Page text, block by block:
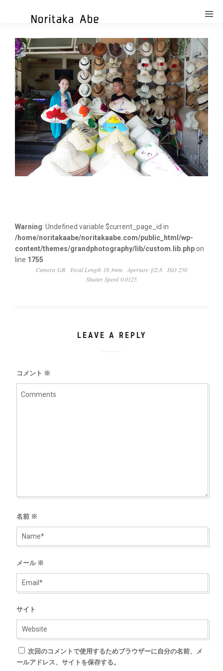
Warning: Undefined variable $current_page_id in
/home/noritakaabe/noritakaabe.com/public_html/wp-
content/themes/grandphotography/lib/custom.lib.phpon
line 1755
Camera GR
Focal Length 18.3mm Aperture ƒ/2.8
ISO 250
Shutter Speed 0.0125
LEAVE A REPLY
コメント ※
名前 ※
メール ※
サイト
次回のコメントで使用するためブラウザーに自分の名前、メ
ールアドレス、サイトを保存する。